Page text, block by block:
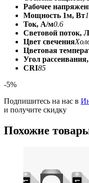
Рабочее
Мощность 1м, Вт
Ток, А/м0.6
Световой поток,
Цвет свечения
Цветовая
Угол
CRI85
-5%
Подпишитесь на нас в
и получите скидку
Похожие